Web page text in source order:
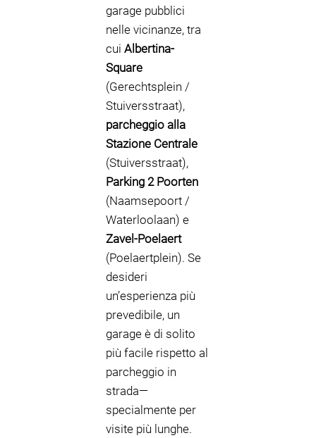
garage pubblici
nelle vicinanze, tra
cui Albertina-
Square
(Gerechtsplein /
Stuiversstraat),
parcheggio alla
Stazione Centrale
(Stuiversstraat),
Parking 2 Poorten
(Naamsepoort /
Waterloolaan) e
Zavel-Poelaert
(Poelaertplein). Se
desideri
un’esperienza più
prevedibile, un
garage è di solito
più facile rispetto al
parcheggio in
strada—
specialmente per
visite più lunghe.